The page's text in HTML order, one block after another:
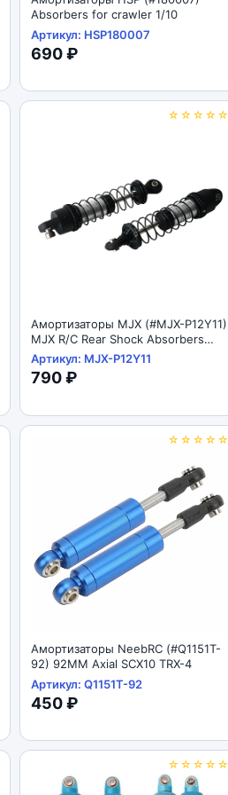
Absorbers for crawler 1/10
Артикул: HSP180007
690 ₽
☆☆☆☆☆
Амортизаторы MJX (#MJX-P12Y11)
MJX R/C Rear Shock Absorbers
1/12
Артикул: MJX-P12Y11
790 ₽
☆☆☆☆☆
Амортизаторы NeebRC (#Q1151T-
92) 92MM Axial SCX10 TRX-4
Артикул: Q1151T-92
450 ₽
☆☆☆☆☆